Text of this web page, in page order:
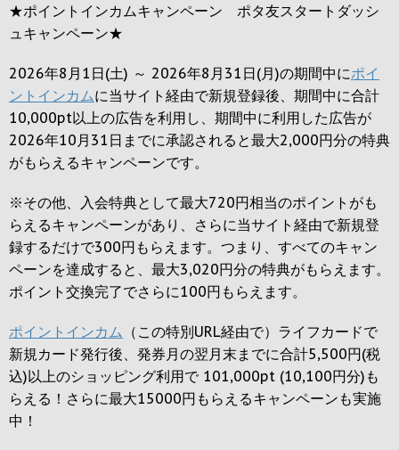
★ポイントインカムキャンペーン ポタ友スタートダッシ
ュキャンペーン★
2026年8月1日(土) ～ 2026年8月31日(月)の期間中にポイ
ントインカムに当サイト経由で新規登録後、期間中に合計
10,000pt以上の広告を利用し、期間中に利用した広告が
2026年10月31日までに承認されると最大2,000円分の特典
がもらえるキャンペーンです。
※その他、入会特典として最大720円相当のポイントがも
らえるキャンペーンがあり、さらに当サイト経由で新規登
録するだけで300円 もらえます。つまり、すべてのキャン
ペーンを達成すると、最大3,020円分の特典がもらえます。
ポイント交換完了でさらに100円 もらえます。
ポイントインカム （この特別URL経由で）ライフカードで
新規カード発行後、発券月の翌月末までに合計5,500円(税
込)以上のショッピング利用で 101,000pt (10,100円分)も
らえる！さらに最大15000円もらえるキャンペーンも実施
中！